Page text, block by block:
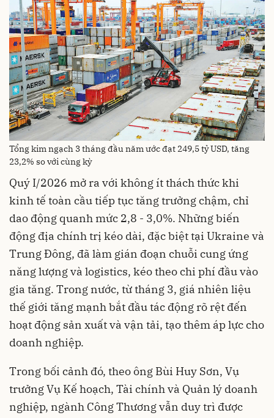
Tổng kim ngạch 3 tháng đầu năm ước đạt 249,5 tỷ USD, tăng
23,2% so với cùng kỳ
Quý I/2026 mở ra với không ít thách thức khi
kinh tế toàn cầu tiếp tục tăng trưởng chậm, chỉ
dao động quanh mức 2,8 - 3,0%. Những biến
động địa chính trị kéo dài, đặc biệt tại Ukraine và
Trung Đông, đã làm gián đoạn chuỗi cung ứng
năng lượng và logistics, kéo theo chi phí đầu vào
gia tăng. Trong nước, từ tháng 3, giá nhiên liệu
thế giới tăng mạnh bắt đầu tác động rõ rệt đến
hoạt động sản xuất và vận tải, tạo thêm áp lực cho
doanh nghiệp.
Trong bối cảnh đó, theo ông Bùi Huy Sơn, Vụ
trưởng Vụ Kế hoạch, Tài chính và Quản lý doanh
nghiệp, ngành Công Thương vẫn duy trì được